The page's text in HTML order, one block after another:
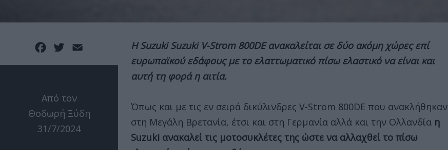
Facebook
Twitter
Από τον
Θοδωρή Ξύδη
31/7/2024
Η Suzuki Suzuki V-Strom 800DE ανακαλείται σε δύο ακόμη χώρες επί
ευρωπαϊκού εδάφους με το ελαττωματικό πίσω ελαστικό να είναι και
αυτή τη φορά η αιτία.
Όπως και με τις εν σειρά δικύλινδρες V-Strom 800DE που ανακλήθηκαν
στη Μεγάλη Βρετανία, έτσι και στη Γερμανία αλλά και την Ολλανδία η
Suzuki ανακαλεί τις μοτοσυκλέτες της ώστε να αλλαχθεί το πίσω